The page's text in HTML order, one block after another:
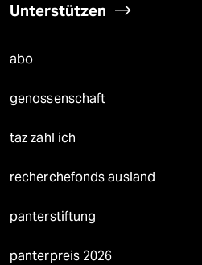
Unterstützen
abo
genossenschaft
taz zahl ich
recherchefonds ausland
panterstiftung
panterpreis 2026